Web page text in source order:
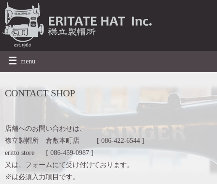
menu
CONTACT SHOP
店舗へのお問い合わせは、
襟立製帽所 倉敷本町店 [ 086-422-6544 ]
eritto store [ 086-459-0987 ]
又は、フォームにて受け付けております。
※は必須入力項目です。